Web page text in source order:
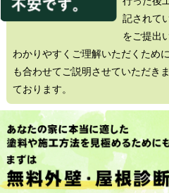
記されて
をご提出
わかりやすくご理解いただくため
も合わせてご説明させていただき
ております。